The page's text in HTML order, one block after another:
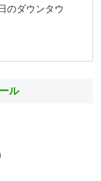
のダウンタウ
ル